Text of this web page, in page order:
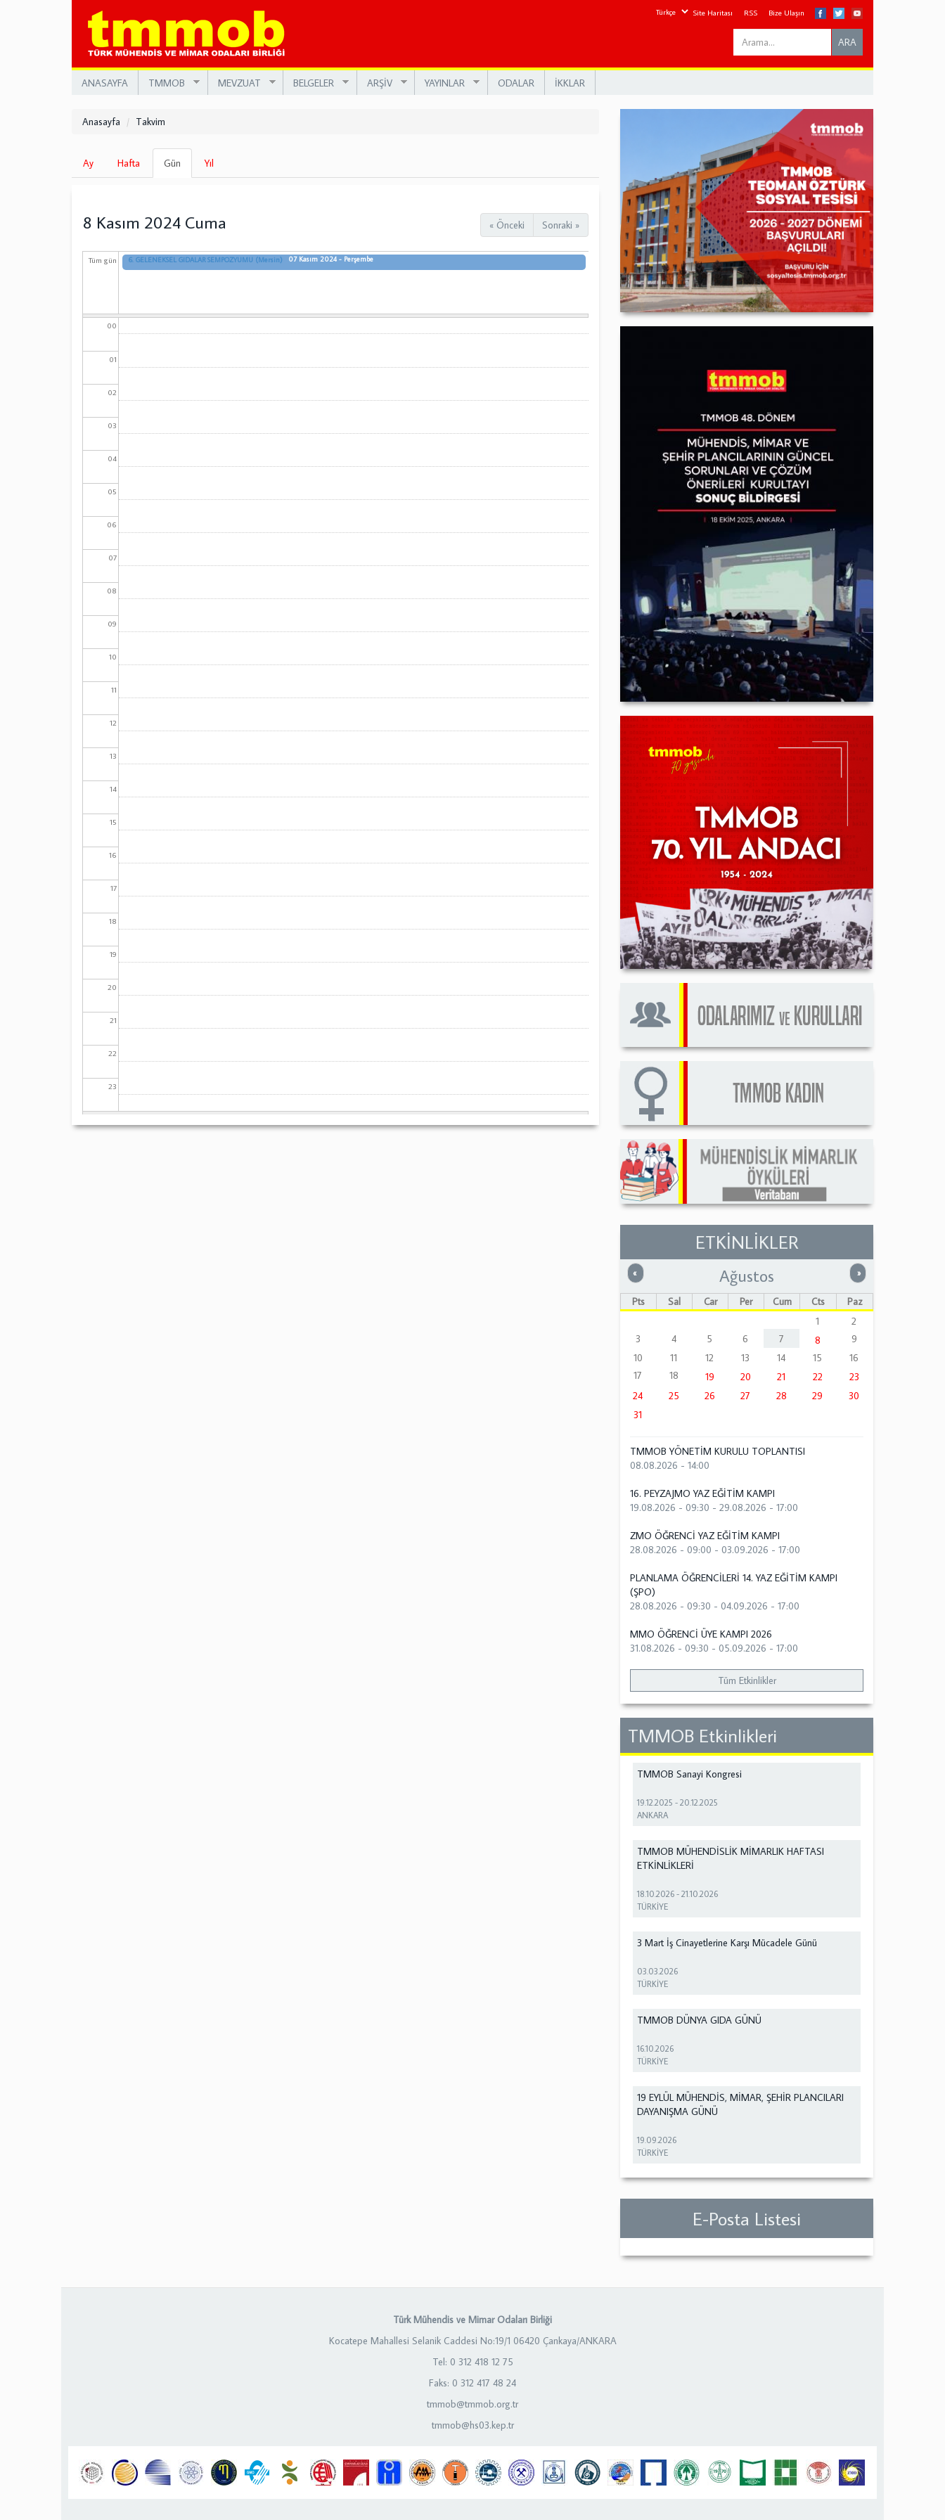
Site Haritası RSS Bize Ulaşın
Search
this
ARA
ANASAYFA TMMOB MEVZUAT BELGELER ARŞİV YAYINLAR ODALAR İKKLAR
Anasayfa Takvim
Birincil
sekmeler
Ay Hafta Gün
sekme)
Yıl
« Önceki Sonraki »
8 Kasım 2024 Cuma
Tüm gün 6. GELENEKSEL GIDALAR SEMPOZYUMU (Mersin) 07 Kasım 2024 - Perşembe
00
01
02
03
04
05
06
07
08
09
10
11
12
13
14
15
16
17
18
19
20
21
22
23
ETKİNLİKLER
« Önceki »Sonraki
Ağustos
Pts Sal Çar Per Cum Cts
Paz
1
2
3
4 5 6 7 8
9
10
11 12 13 14 15
16
17
18 19 20 21 22
23
24
25 26 27 28 29
30
31
TMMOB YÖNETİM KURULU TOPLANTISI
08.08.2026 - 14:00
16. PEYZAJMO YAZ EĞİTİM KAMPI
19.08.2026 - 09:30 -29.08.2026 - 17:00
ZMO ÖĞRENCİ YAZ EĞİTİM KAMPI
28.08.2026 - 09:00 -03.09.2026 - 17:00
PLANLAMA ÖĞRENCİLERİ 14. YAZ EĞİTİM KAMPI
(ŞPO)
28.08.2026 - 09:30 -04.09.2026 - 17:00
MMO ÖĞRENCİ ÜYE KAMPI 2026
31.08.2026 - 09:30 -05.09.2026 - 17:00
Tüm Etkinlikler
TMMOB Etkinlikleri
TMMOB Sanayi Kongresi
19.12.2025 -20.12.2025
ANKARA
TMMOB MÜHENDİSLİK MİMARLIK HAFTASI
ETKİNLİKLERİ
18.10.2026 -21.10.2026
TÜRKİYE
3 Mart İş Cinayetlerine Karşı Mücadele Günü
03.03.2026
TÜRKİYE
TMMOB DÜNYA GIDA GÜNÜ
16.10.2026
TÜRKİYE
19 EYLÜL MÜHENDİS, MİMAR, ŞEHİR PLANCILARI
DAYANIŞMA GÜNÜ
19.09.2026
TÜRKİYE
E-Posta Listesi
Türk Mühendis ve Mimar Odaları Birliği
Kocatepe Mahallesi Selanik Caddesi No:19/1 06420 Çankaya/ANKARA
Tel: 0 312 418 12 75
Faks: 0 312 417 48 24
tmmob@tmmob.org.tr
tmmob@hs03.kep.tr